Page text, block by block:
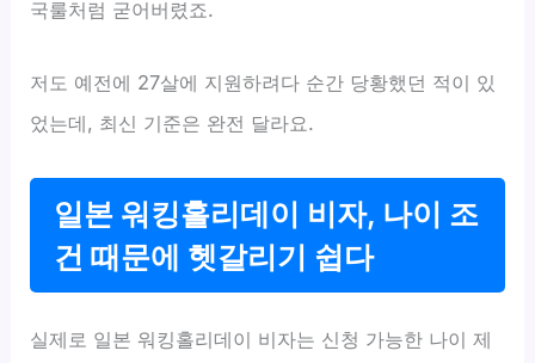
국룰처럼 굳어버렸죠.
저도 예전에 27살에 지원하려다 순간 당황했던 적이 있
었는데, 최신 기준은 완전 달라요.
일본 워킹홀리데이 비자, 나이 조
건 때문에 헷갈리기 쉽다
실제로 일본 워킹홀리데이 비자는 신청 가능한 나이 제